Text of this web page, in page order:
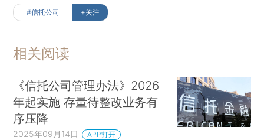
#信托公司 +关注
相关阅读
《信托公司管理办法》2026
年起实施 存量待整改业务有
序压降
2025年09月14日 APP打开